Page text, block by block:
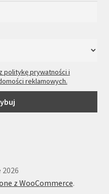
politykę prywatności i
reklamowych.
z WooCommerce.